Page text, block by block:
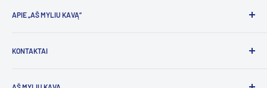
APIE „AŠ MYLIU KAVĄ“
kasdienybė glaudžiai susijusi su kava. Kai grįžtame namo,
visada pasiteirauja naudingų patarimų. Ir todėl mes esame čia
KONTAKTAI